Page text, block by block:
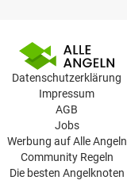
Datenschutzerklärung
Impressum
AGB
Jobs
Werbung auf Alle Angeln
Community Regeln
Die besten Angelknoten